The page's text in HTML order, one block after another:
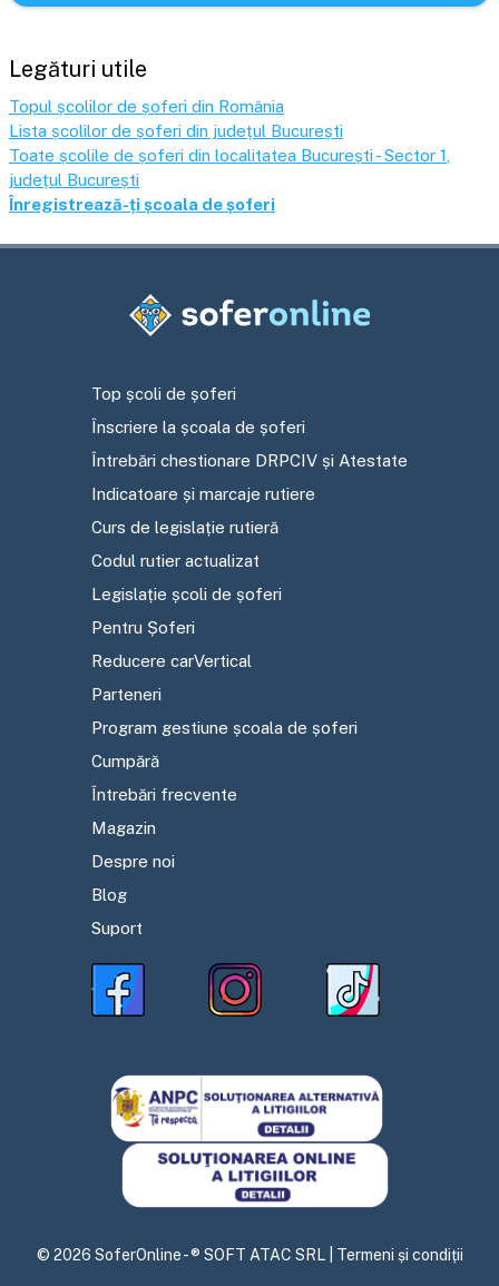
Legături utile
Topul școlilor de șoferi din România
Lista școlilor de șoferi din județul București
Toate școlile de șoferi din localitatea București - Sector 1
județul București
Înregistrează-ți școala de șoferi
Top școli de șoferi
Înscriere la școala de șoferi
Întrebări chestionare DRPCIV și Atestate
Indicatoare și marcaje rutiere
Curs de legislație rutieră
Codul rutier actualizat
Legislație școli de șoferi
Pentru Șoferi
Reducere carVertical
Parteneri
Program gestiune școala de șoferi
Cumpără
Întrebări frecvente
Magazin
Despre noi
Blog
Suport
© 2026 SoferOnline - ® SOFT ATAC SRL | Termeni și condiții